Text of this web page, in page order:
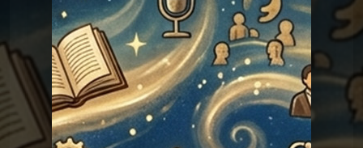
Les réponses du Graal
Graal 163 - La peur de l'avion
Les réponses du
Graal
Graal 163 - La peur de
l'avion
Les réponses du
Graal 99 - Tromper